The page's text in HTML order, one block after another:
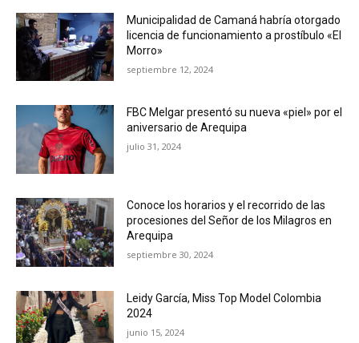
Municipalidad de Camaná habría otorgado
licencia de funcionamiento a prostíbulo «El
Morro»
septiembre 12, 2024
FBC Melgar presentó su nueva «piel» por el
aniversario de Arequipa
julio 31, 2024
Conoce los horarios y el recorrido de las
procesiones del Señor de los Milagros en
Arequipa
septiembre 30, 2024
Leidy García, Miss Top Model Colombia
2024
junio 15, 2024